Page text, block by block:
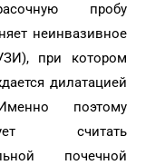
пробу
неинвазивное
при котором
дилатацией
поэтому
считать
почечной